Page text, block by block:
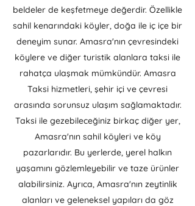
beldeler de keşfetmeye değerdir. Özellikle
sahil kenarındaki köyler, doğa ile iç içe bir
deneyim sunar. Amasra'nın çevresindeki
köylere ve diğer turistik alanlara taksi ile
rahatça ulaşmak mümkündür. Amasra
Taksi hizmetleri, şehir içi ve çevresi
arasında sorunsuz ulaşım sağlamaktadır.
Taksi ile gezebileceğiniz birkaç diğer yer,
Amasra'nın sahil köyleri ve köy
pazarlarıdır. Bu yerlerde, yerel halkın
yaşamını gözlemleyebilir ve taze ürünler
alabilirsiniz. Ayrıca, Amasra'nın zeytinlik
alanları ve geleneksel yapıları da göz